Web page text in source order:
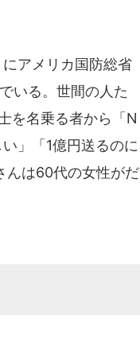
アメリカ国防総省
いる。世間の人た
を名乗る者から「N
」「1億円送るのに
んは60代の女性がだ